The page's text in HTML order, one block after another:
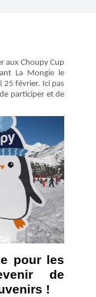
aux Choupy Cup
La Mongie le
25 février. Ici pas
participer et de
pour les
de
!